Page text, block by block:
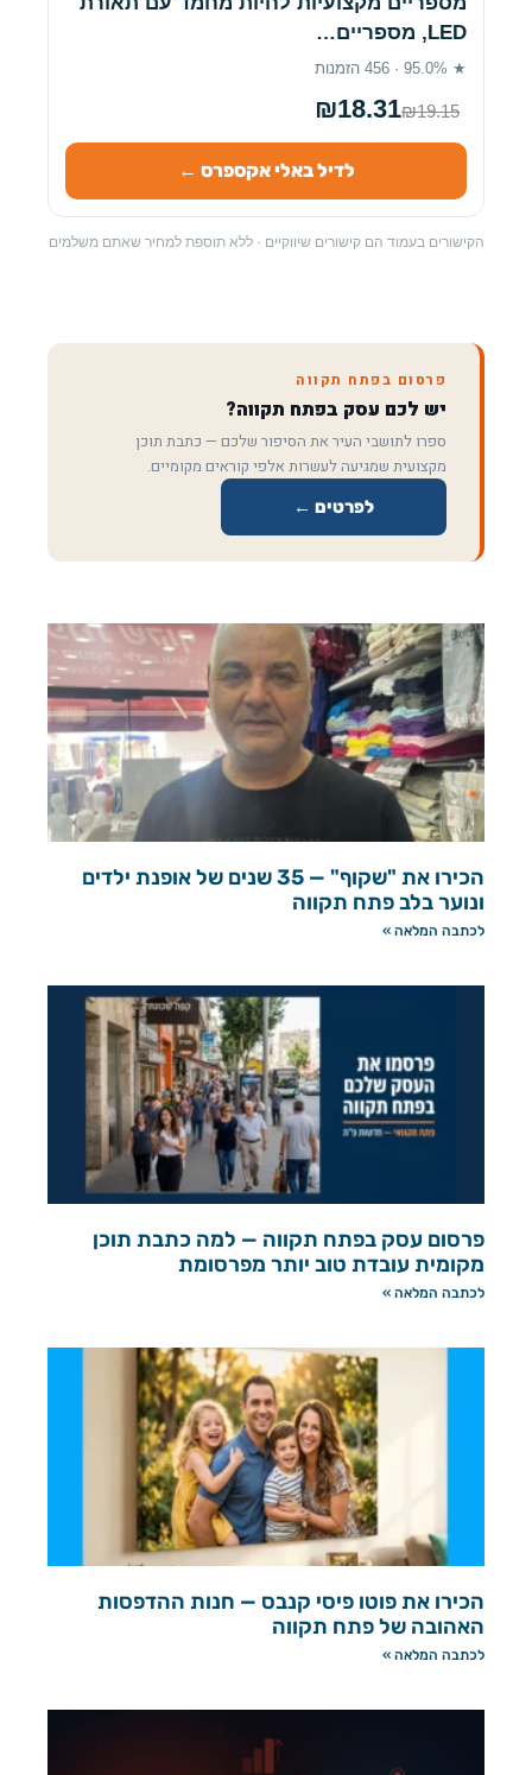
LED, מספריים…
★ 95.0% · 456 הזמנות
₪18.31₪19.15
לדיל באלי אקספרס ←
הקישורים בעמוד הם קישורים שיווקיים · ללא תוספת למחיר שאתם משלמים
פרסום בפתח תקווה
יש לכם עסק בפתח תקווה?
ספרו לתושבי העיר את הסיפור שלכם — כתבת תוכן
מקצועית שמגיעה לעשרות אלפי קוראים מקומיים.
לפרטים ←
הכירו את "שקוף" — 35 שנים של אופנת ילדים
ונוער בלב פתח תקווה
לכתבה המלאה »
פרסום עסק בפתח תקווה — למה כתבת תוכן
מקומית עובדת טוב יותר מפרסומת
לכתבה המלאה »
הכירו את פוטו פיסי קנבס — חנות ההדפסות
האהובה של פתח תקווה
לכתבה המלאה »